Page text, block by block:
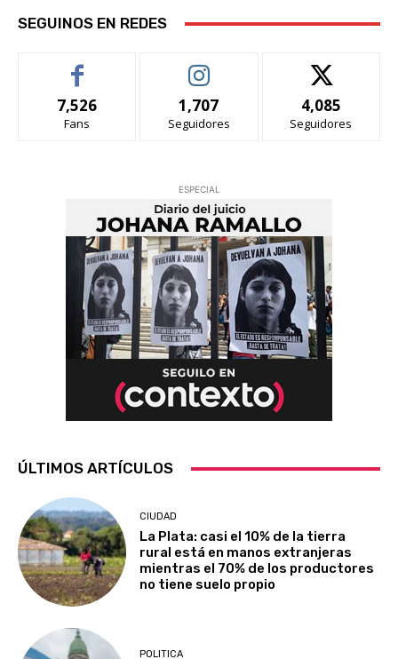
SEGUINOS EN REDES
7,526
Fans
1,707
Seguidores
4,085
Seguidores
ESPECIAL
ÚLTIMOS ARTÍCULOS
CIUDAD
La Plata: casi el 10% de la tierra
rural está en manos extranjeras
mientras el 70% de los productores
no tiene suelo propio
POLITICA